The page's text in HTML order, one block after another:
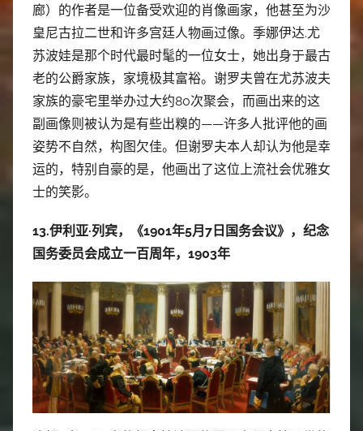
廊）的作者是一位备受欢迎的肖像画家，他甚至为沙
皇尼古拉二世和许多宫廷人物画过像。季娜伊达.尤
苏波娃是那个时代最时髦的一位女士，她出身于最古
老的公爵家族，家境极其富裕。谢罗夫曾在尤苏波夫
家族的豪宅里举办过大约80次聚会，而画出来的这
副画像则被认为是有些出糗的——许多人批评他的画
姿势不自然，构图欠佳。但谢罗夫本人却认为他是幸
运的，特别自豪的是，他画出了这位上流社会优雅女
士的笑影。
13.伊利亚·列宾，《1901年5月7日国务会议》，纪念
国务委员会成立一百周年，1903年